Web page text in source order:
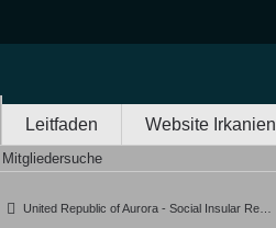
Leitfaden Website Irkanien
Mitgliedersuche
United Republic of Aurora - Social Insular Republic of Oceania